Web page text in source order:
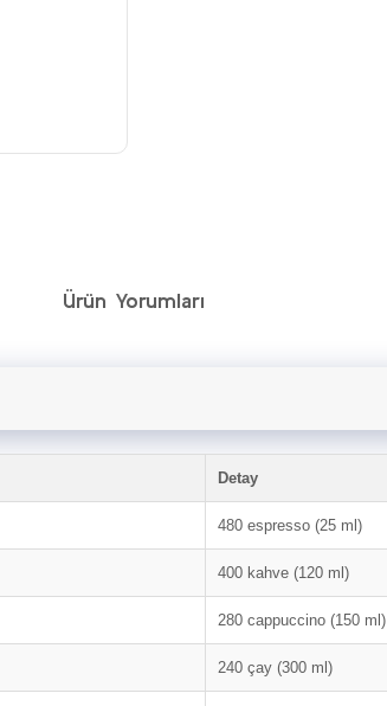
Ürün Yorumları
Detay
480 espresso (25 ml)
400 kahve (120 ml)
280 cappuccino (150 ml)
240 çay (300 ml)